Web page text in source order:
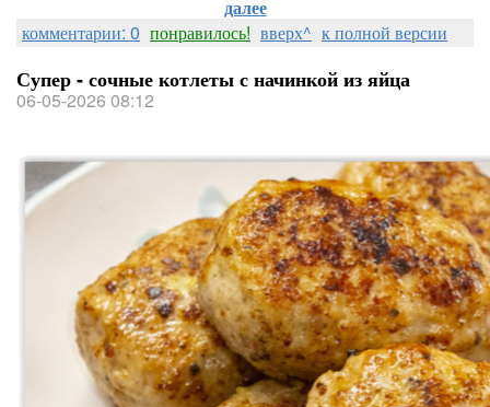
далее
комментарии: 0 понравилось! вверх^ к полной версии
Супер - сочные котлеты с начинкой из яйца
06-05-2026 08:12